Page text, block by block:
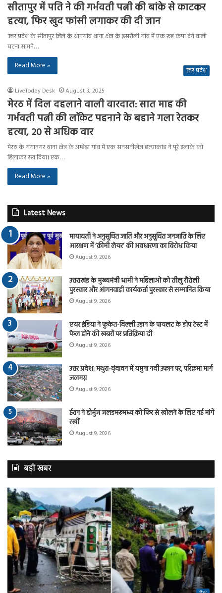
सीतापुर में पति ने की गर्भवती पत्नी की बांके से काटकर
हत्या, फिर खुद फांसी लगाकर की दी जान
उत्तर प्रदेश के सीतापुर जिले के थानगांव थाना क्षेत्र के इसरौली गांव में एक रूह कंपा देने वाली
घटना सामने…
Read More »
उत्तर प्रदेश
LiveToday Desk August 3, 2025
मेरठ में दिल दहलाने वाली वारदात: सात माह की
गर्भवती पत्नी की लॉकेट पहनाने के बहाने गला रेतकर
हत्या, 20 से अधिक वार
मेरठ के गंगानगर थाना क्षेत्र के अम्हेड़ा गांव में एक सनसनीखेज हत्याकांड ने पूरे इलाके को
हिलाकर रख दिया। एक…
Read More »
Latest News
मायावती ने अनुसूचित जाति और अनुसूचित जनजाति के लिए
आरक्षण में ‘क्रीमी लेयर’ की अवधारणा का विरोध किया
August 9, 2026
उत्तराखंड के मुख्यमंत्री धामी ने महिलाओं को तीलू रौतेली
पुरस्कार और आंगनवाड़ी कार्यकर्ता पुरस्कार से सम्मानित किया
August 9, 2026
एयर इंडिया ने फुकेत-दिल्ली उड़ान के पायलट के डोप टेस्ट में
फेल होने की खबरों पर प्रतिक्रिया दी
August 9, 2026
उत्तर प्रदेश: मथुरा-वृंदावन में यमुना नदी उफान पर, परिक्रमा मार्ग
जलमग्न
August 9, 2026
ईरान ने होर्मुज जलडमरूमध्य को फिर से खोलने के लिए नई मांगें
रखीं
August 9, 2026
बड़ी खबर